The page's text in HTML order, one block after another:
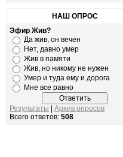
НАШ ОПРОС
Эфир Жив?
Да жив, он вечен
Нет, давно умер
Жив в памяти
Жив, но никому не нужен
Умер и туда ему и дорога
Мне все равно
Результаты
Архив опросов
Всего ответов: 508